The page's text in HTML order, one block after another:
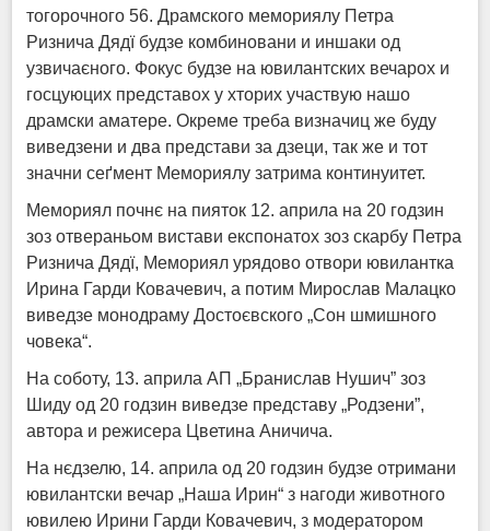
тогорочного 56. Драмского мемориялу Петра
Ризнича Дядї будзе комбиновани и иншаки од
узвичаєного. Фокус будзе на ювилантских вечарох и
госцуюцих представох у хторих участвую нашо
драмски аматере. Окреме треба визначиц же буду
виведзени и два представи за дзеци, так же и тот
значни сеґмент Мемориялу затрима континуитет.
Мемориял почнє на пияток 12. априла на 20 годзин
зоз отвераньом вистави експонатох зоз скарбу Петра
Ризнича Дядї, Мемориял урядово отвори ювилантка
Ирина Гарди Ковачевич, а потим Мирослав Малацко
виведзе монодраму Достоєвского „Сон шмишного
човека“.
На соботу, 13. априла АП „Бранислав Нушич” зоз
Шиду од 20 годзин виведзе представу „Родзени”,
автора и режисера Цветина Аничича.
На нєдзелю, 14. априла од 20 годзин будзе отримани
ювилантски вечар „Наша Ирин“ з нагоди животного
ювилею Ирини Гарди Ковачевич, з модератором